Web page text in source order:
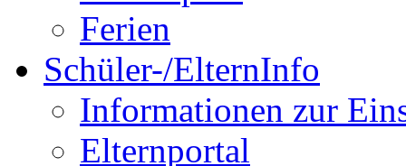
Ferien
Schüler-/ElternInfo
Informationen zur
Elternportal